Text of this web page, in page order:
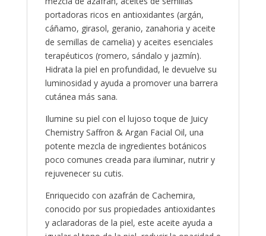
portadoras ricos en antioxidantes (argán,
cáñamo, girasol, geranio, zanahoria y aceite
de semillas de camelia) y aceites esenciales
terapéuticos (romero, sándalo y jazmín).
Hidrata la piel en profundidad, le devuelve su
luminosidad y ayuda a promover una barrera
cutánea más sana.
Ilumine su piel con el lujoso toque de Juicy
Chemistry Saffron & Argan Facial Oil, una
potente mezcla de ingredientes botánicos
poco comunes creada para iluminar, nutrir y
rejuvenecer su cutis.
Enriquecido con azafrán de Cachemira,
conocido por sus propiedades antioxidantes
y aclaradoras de la piel, este aceite ayuda a